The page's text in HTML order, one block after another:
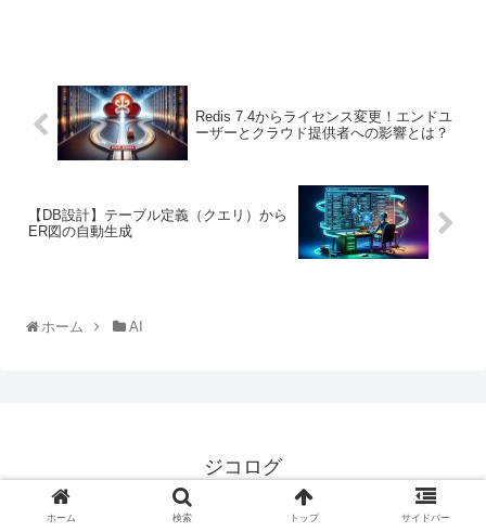
Redis 7.4からライセンス変更！エンドユ
ーザーとクラウド提供者への影響とは？
【DB設計】テーブル定義（クエリ）から
ER図の自動生成
ホーム AI
ジコログ
プライバシーポリシー
ホーム 検索 トップ サイドバー